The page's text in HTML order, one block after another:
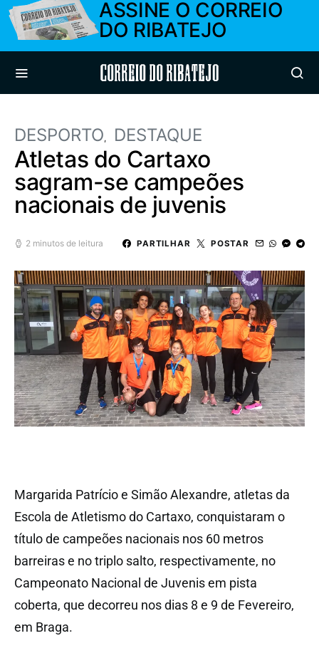
ASSINE O CORREIO
DO RIBATEJO
Correio do Ribatejo
DESPORTO DESTAQUE
Atletas do Cartaxo
sagram-se campeões
nacionais de juvenis
2 minutos de leitura PARTILHAR POSTAR
Margarida Patrício e Simão Alexandre, atletas da
Escola de Atletismo do Cartaxo, conquistaram o
título de campeões nacionais nos 60 metros
barreiras e no triplo salto, respectivamente, no
Campeonato Nacional de Juvenis em pista
coberta, que decorreu nos dias 8 e 9 de Fevereiro,
em Braga.